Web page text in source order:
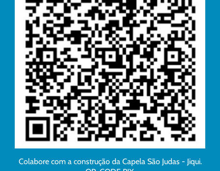
Colabore com a construção da Capela São Judas - Jiqui.